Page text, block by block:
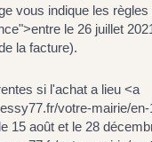
vous indique les
le 26 juillet
la facture).
si l'achat a lieu <a
votre-mairie/
15 août et le 28